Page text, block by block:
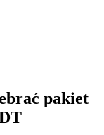
pakiet